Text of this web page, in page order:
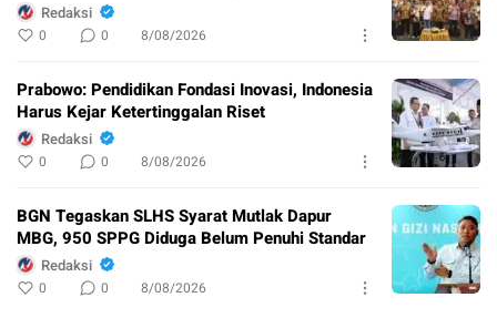
Redaksi
0 0 8/08/2026
Prabowo: Pendidikan Fondasi Inovasi, Indonesia
Harus Kejar Ketertinggalan Riset
Redaksi
0 0 8/08/2026
BGN Tegaskan SLHS Syarat Mutlak Dapur
MBG, 950 SPPG Diduga Belum Penuhi Standar
Redaksi
0 0 8/08/2026